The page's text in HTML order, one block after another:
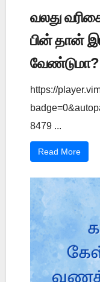
வலது
பின் தான்
வேண்டுமா?
https://
8479 ...
Read More